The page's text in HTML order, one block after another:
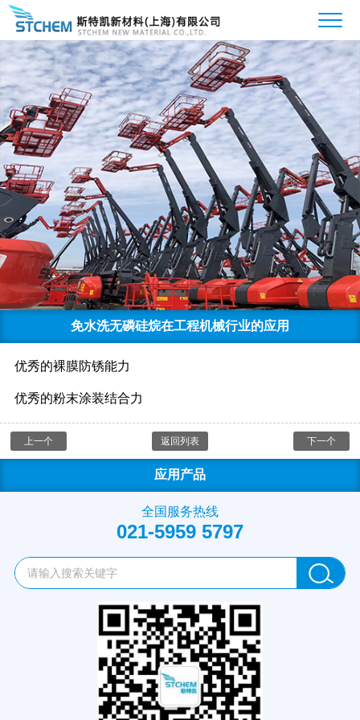
免水洗无磷硅烷在工程机械行业的应用
优秀的裸膜防锈能力
优秀的粉末涂装结合力
上一个 下一个
返回列表
应用产品
全国服务热线
021-5959 5797